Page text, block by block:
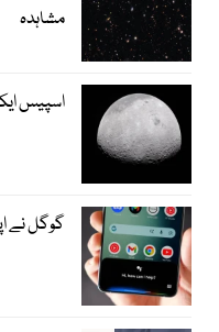
مشاہدہ
اسپیس
گوگل نے